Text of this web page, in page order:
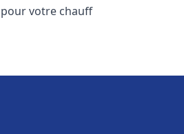
pour votre chauff